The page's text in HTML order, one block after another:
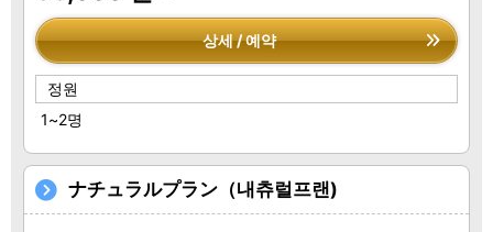
상세 / 예약
정원
1~2명
ナチュラルプラン（내츄럴프랜)